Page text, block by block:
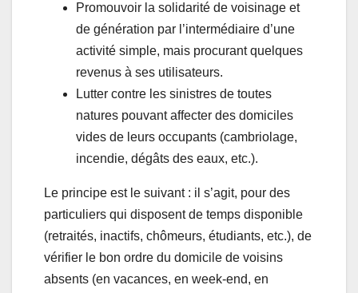
Promouvoir la solidarité de voisinage et
de génération par l’intermédiaire d’une
activité simple, mais procurant quelques
revenus à ses utilisateurs.
Lutter contre les sinistres de toutes
natures pouvant affecter des domiciles
vides de leurs occupants (cambriolage,
incendie, dégâts des eaux, etc.).
Le principe est le suivant : il s’agit, pour des
particuliers qui disposent de temps disponible
(retraités, inactifs, chômeurs, étudiants, etc.), de
vérifier le bon ordre du domicile de voisins
absents (en vacances, en week-end, en